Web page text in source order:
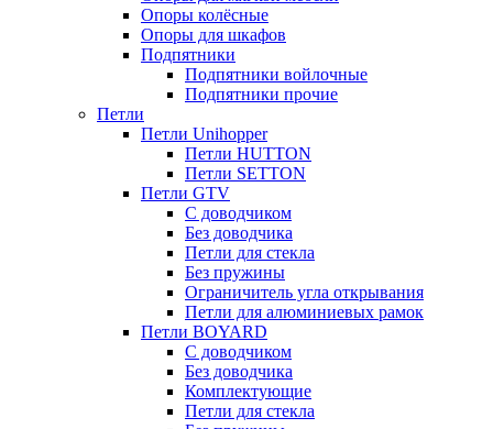
Опоры колёсные
Опоры для шкафов
Подпятники
Подпятники войлочные
Подпятники прочие
Петли
Петли Unihopper
Петли HUTTON
Петли SETTON
Петли GTV
С доводчиком
Без доводчика
Петли для стекла
Без пружины
Ограничитель угла открывания
Петли для алюминиевых рамок
Петли BOYARD
С доводчиком
Без доводчика
Комплектующие
Петли для стекла